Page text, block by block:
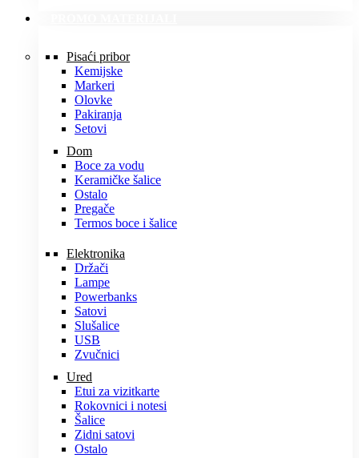
Pisaći pribor
Kemijske
Markeri
Olovke
Pakiranja
Setovi
Dom
Boce za vodu
Keramičke šalice
Ostalo
Pregače
Termos boce i šalice
Elektronika
Držači
Lampe
Powerbanks
Satovi
Slušalice
USB
Zvučnici
Ured
Etui za vizitkarte
Rokovnici i notesi
Šalice
Zidni satovi
Ostalo